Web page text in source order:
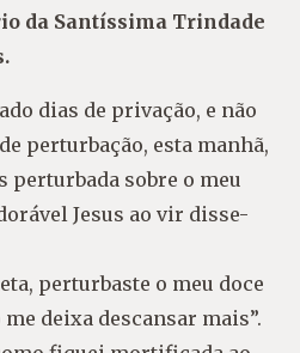
da Santíssima Trindade
dias de privação, e não
perturbação, esta manhã,
perturbada sobre o meu
Jesus ao vir disse-
perturbaste o meu doce
deixa descansar mais”.